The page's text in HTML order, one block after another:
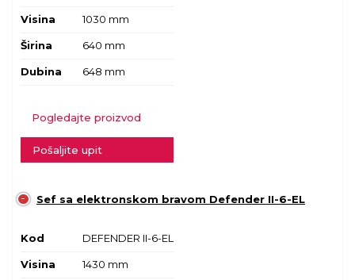
Visina 1030 mm
Širina 640 mm
Dubina 648 mm
Pogledajte proizvod
Pošaljite upit
Sef sa elektronskom bravom Defender II-6-EL
Kod DEFENDER II-6-EL
Visina 1430 mm